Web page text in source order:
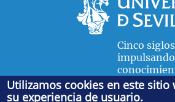
Cinco siglos
Utilizamos cookies en este sitio
su experiencia de usuario.